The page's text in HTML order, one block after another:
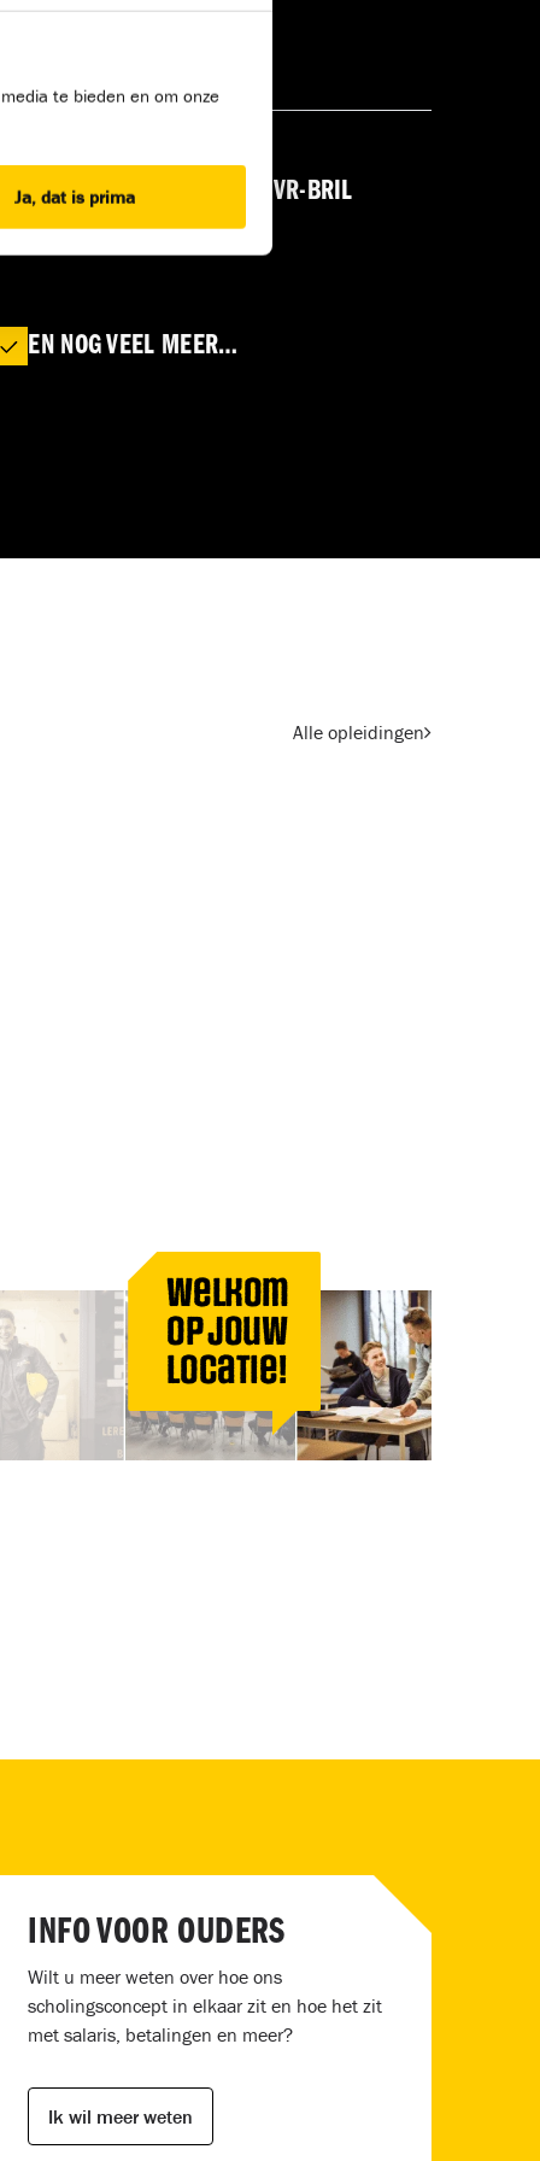
te bieden en om onze
Ja, dat is prima
BOUW EEN HUIS MET DE VR-BRIL
EN NOG VEEL MEER…
Alle opleidingen
Welkom
op jouw
locatie!
INFO VOOR OUDERS
Wilt u meer weten over hoe ons
scholingsconcept in elkaar zit en hoe het zit
met salaris, betalingen en meer?
Ik wil meer weten